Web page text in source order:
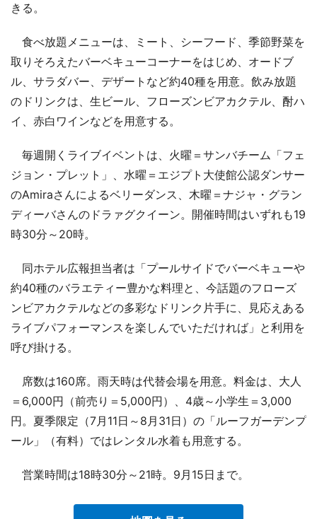
きる。
食べ放題メニューは、ミート、シーフード、季節野菜を
取りそろえたバーベキューコーナーをはじめ、オードブ
ル、サラダバー、デザートなど約40種を用意。飲み放題
のドリンクは、生ビール、フローズンビアカクテル、酎ハ
イ、赤白ワインなどを用意する。
毎週開くライブイベントは、火曜＝サンバチーム「フェ
ジョン・プレット」、水曜＝エジプト大使館公認ダンサー
のAmiraさんによるベリーダンス、木曜＝ナジャ・グラン
ディーバさんのドラァグクイーン。開催時間はいずれも19
時30分～20時。
同ホテル広報担当者は「プールサイドでバーベキューや
約40種のバラエティー豊かな料理と、今話題のフローズ
ンビアカクテルなどの多彩なドリンク片手に、見応えある
ライブパフォーマンスを楽しんでいただければ」と利用を
呼び掛ける。
席数は160席。雨天時は代替会場を用意。料金は、大人
＝6,000円（前売り＝5,000円）、4歳～小学生＝3,000
円。夏季限定（7月11日～8月31日）の「ルーフガーデンプ
ール」（有料）ではレンタル水着も用意する。
営業時間は18時30分～21時。9月15日まで。